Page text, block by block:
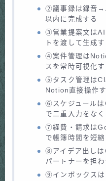
②議事録は録音
以内に完成する
③営業提案文はAI
トを渡して生成す
④案件管理は
スを常時可視化す
⑤タスク管理は
Notion直接操作
⑥スケジュール
で二重入力をなく
⑦経費・請求は
で帳簿時間を短縮
⑧アイデア出し
パートナーを担わ
⑨インボックス